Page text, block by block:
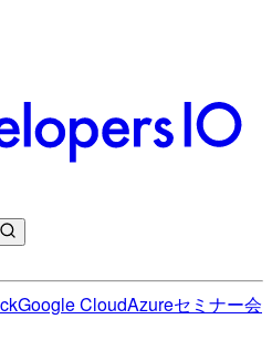
Google CloudAzureセミナー会